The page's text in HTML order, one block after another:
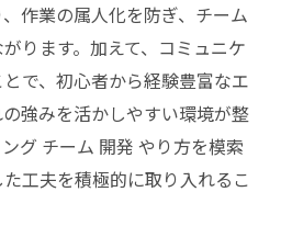
作業の属人化を防ぎ、チーム
ります。加えて、コミュニケ
で、初心者から経験豊富なエ
強みを活かしやすい環境が整
グ チーム 開発 やり方を模索
工夫を積極的に取り入れるこ